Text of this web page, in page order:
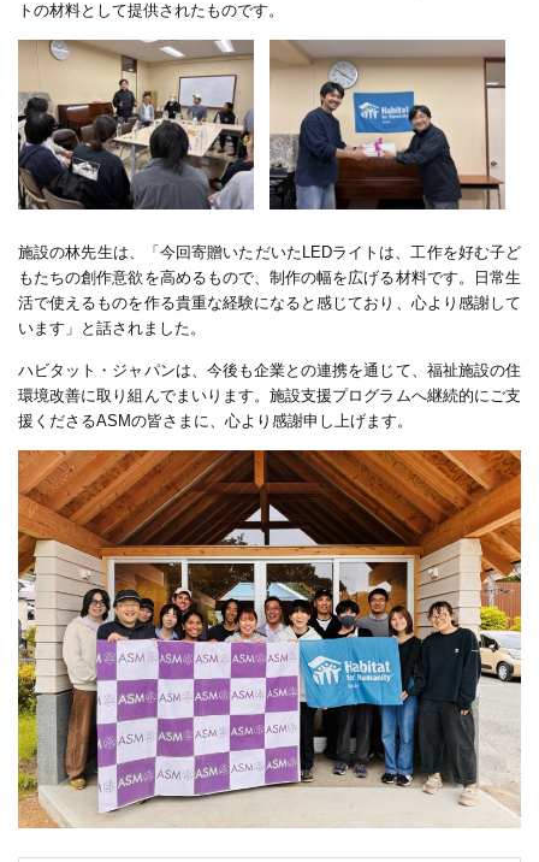
トの材料として提供されたものです。
施設の林先生は、「今回寄贈いただいた LEDライトは、工作を好む子ど
もたちの創作意欲を高めるもので、制作の幅を広げる材料です。日常生
活で使えるものを作る貴重な経験になると感じており、心より感謝して
います」と話されました。
ハビタット・ジャパンは、今後も企業との連携を通じて、福祉施設の住
環境改善に取り組んでまいります。施設支援プログラムへ継続的にご支
援くださるASMの皆さまに、心より感謝申し上げます。